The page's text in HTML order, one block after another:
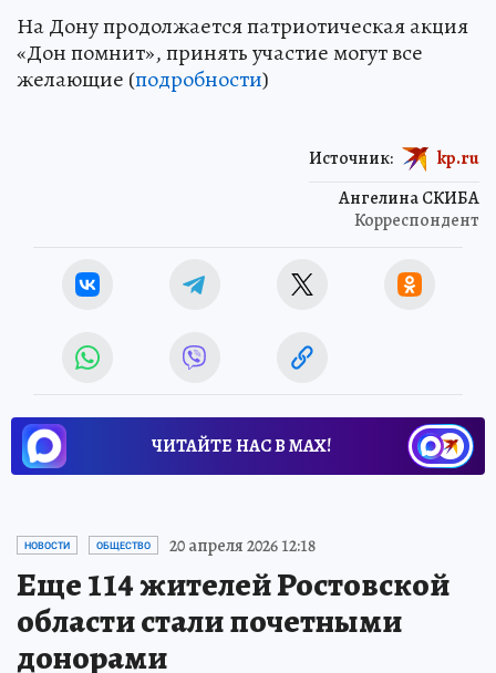
На Дону продолжается патриотическая акция
«Дон помнит», принять участие могут все
желающие (подробности)
Ангелина СКИБА
Корреспондент
Источник: kp.ru
ЧИТАЙТЕ НАС В МАХ!
НОВОСТИ ОБЩЕСТВО 20 апреля 2026 12:18
Еще 114 жителей Ростовской
области стали почетными
донорами